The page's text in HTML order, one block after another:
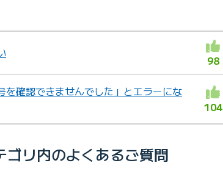
98
を確認できませんでした」とエラーにな
104
リ内のよくあるご質問